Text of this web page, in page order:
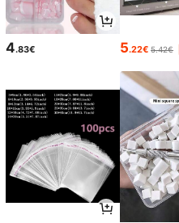
4.83€ 5.22€ 5.42€